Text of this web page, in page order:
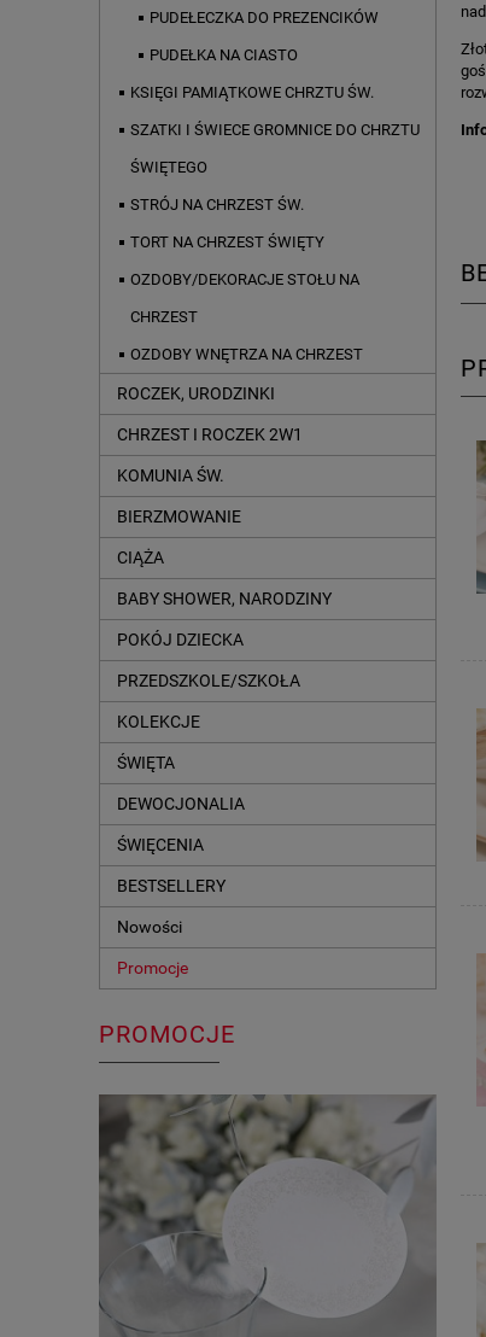
PUDEŁECZKA DO PREZENCIKÓW
PUDEŁKA NA CIASTO
KSIĘGI PAMIĄTKOWE CHRZTU ŚW.
SZATKI I ŚWIECE GROMNICE DO CHRZTU
ŚWIĘTEGO
STRÓJ NA CHRZEST ŚW.
TORT NA CHRZEST ŚWIĘTY
OZDOBY/DEKORACJE STOŁU NA
CHRZEST
OZDOBY WNĘTRZA NA CHRZEST
ROCZEK, URODZINKI
CHRZEST I ROCZEK 2W1
KOMUNIA ŚW.
BIERZMOWANIE
CIĄŻA
BABY SHOWER, NARODZINY
POKÓJ DZIECKA
PRZEDSZKOLE/SZKOŁA
KOLEKCJE
ŚWIĘTA
DEWOCJONALIA
ŚWIĘCENIA
BESTSELLERY
Nowości
Promocje
PROMOCJE